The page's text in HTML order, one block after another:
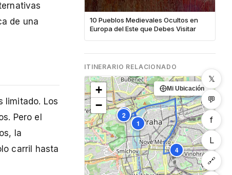
de una
limitado. Los
Pero el
la
carril hasta
10 Pueblos Medievales Ocultos en
Europa del Este que Debes Visitar
ITINERARIO RELACIONADO
1
2
3
4
+
−
Mi Ubicación
𝕏
💬
f
L
🔗